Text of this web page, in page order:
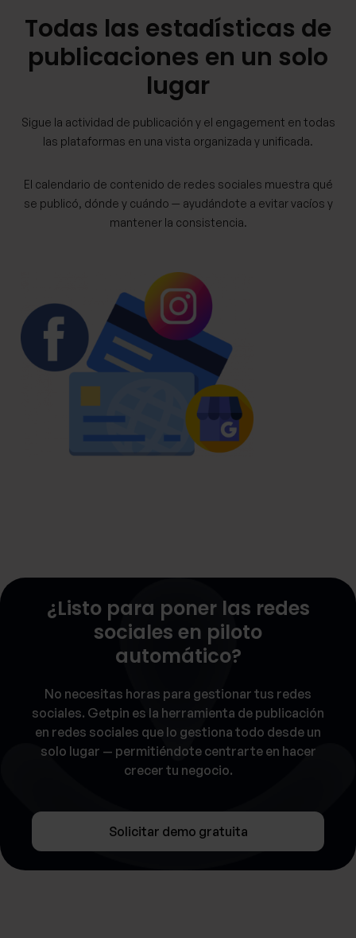
Todas las estadísticas de
publicaciones en un solo
lugar
Sigue la actividad de publicación y el engagement en todas
las plataformas en una vista organizada y unificada.
El calendario de contenido de redes sociales muestra qué
se publicó, dónde y cuándo — ayudándote a evitar vacíos y
mantener la consistencia.
¿Listo para poner las redes
sociales en piloto
automático?
No necesitas horas para gestionar tus redes
sociales. Getpin es la herramienta de publicación
en redes sociales que lo gestiona todo desde un
solo lugar — permitiéndote centrarte en hacer
crecer tu negocio.
Solicitar demo gratuita